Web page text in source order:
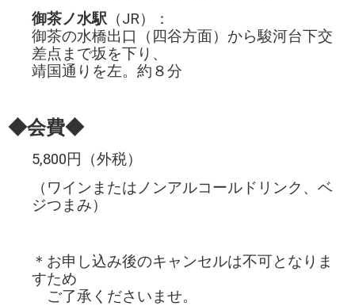
御茶ノ水駅 （JR）：
御茶の水橋出口（四谷方面）から駿河台下交
差点まで坂を下り、
靖国通りを左。約８分
◆会費◆
5,800円（外税）
（ワインまたはノンアルコールドリンク、ベ
ジつまみ）
＊お申し込み後のキャンセルは不可となりま
すため
ご了承くださいませ。